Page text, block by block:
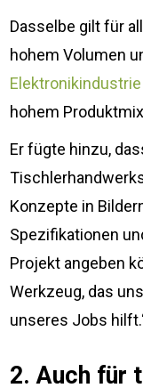
Dasselbe gilt für
hohem Volumen
Elektronikindustrie
hohem
Er fügte hinzu,
Konzepte in
Spezifikationen
Projekt angeben
Werkzeug, das
unseres Jobs
2. Auch für